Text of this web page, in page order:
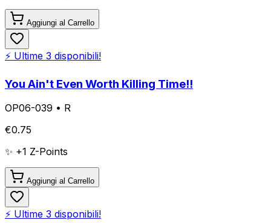
Aggiungi al Carrello
⚡ Ultime 3 disponibili!
You Ain't Even Worth Killing Time!!
OP06-039 • R
€0.75
✨ +1 Z-Points
Aggiungi al Carrello
⚡ Ultime 3 disponibili!